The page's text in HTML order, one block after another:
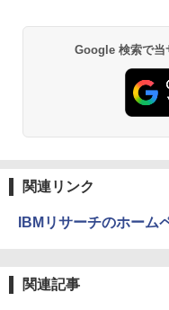
HD
￥
3
￥
￥
￥250
by
ウォ
ット
異世
￥832
Google 検索で当
関連リンク
IBMリサーチのホーム
関連記事